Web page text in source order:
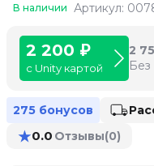
В наличии Артикул:
2 200 ₽
с Unity картой
2
Без
275 бонусов
★0.0 Отзывы(0)